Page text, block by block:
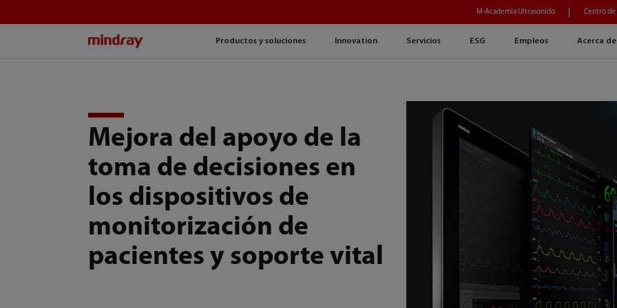
Productos y soluciones Innovation Servicios ESG Empleos Acerca
M-Academia Ultrasonido Centro de
Mejora del apoyo de la
toma de decisiones en
los dispositivos de
monitorización de
pacientes y soporte vital